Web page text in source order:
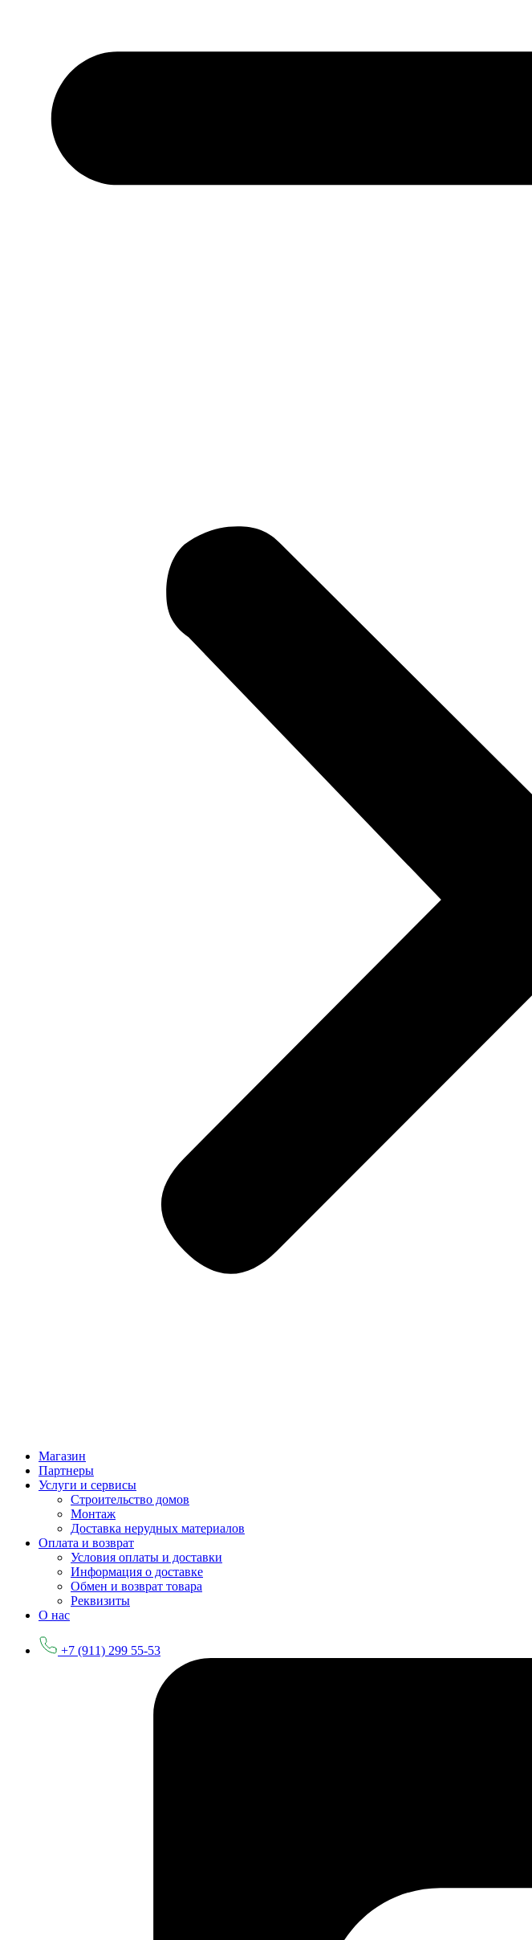
Магазин
Партнеры
Услуги и сервисы
Строительство домов
Монтаж
Доставка нерудных материалов
Оплата и возврат
Условия оплаты и доставки
Информация о доставке
Обмен и возврат товара
Реквизиты
О нас
+7 (911) 299 55-53